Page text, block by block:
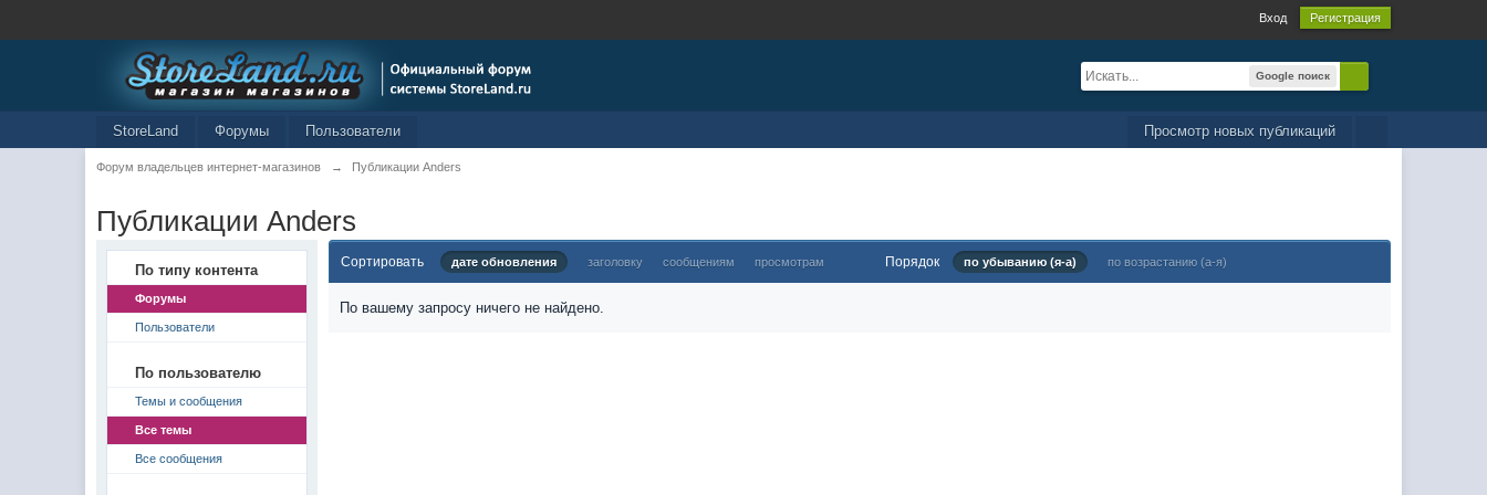
Вход Регистрация
Google поиск
Просмотр новых публикаций
StoreLand Форумы Пользователи
Форум владельцев интернет-магазинов → Публикации Anders
Публикации Anders
По типу контента
Форумы
Пользователи
По пользователю
Темы и сообщения
Все темы
Все сообщения
Сортировать дате обновления заголовку сообщениям просмотрам Порядок по убыванию (я-а) по возрастанию (а-я)
По вашему запросу ничего не найдено.